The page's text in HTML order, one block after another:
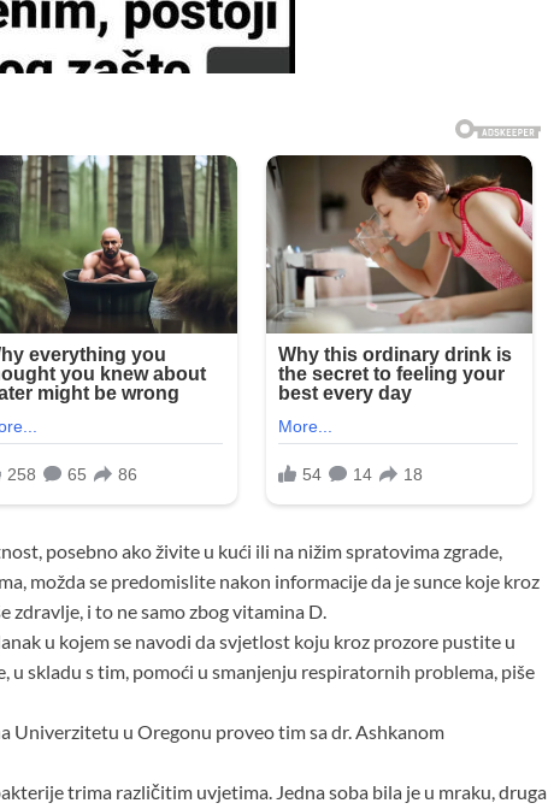
posebno ako živite u kući ili na nižim spratovima zgrade,
možda se predomislite nakon informacije da je sunce koje kroz
zdravlje, i to ne samo zbog vitamina D.
u kojem se navodi da svjetlost koju kroz prozore pustite u
u skladu s tim, pomoći u smanjenju respiratornih problema, piše
Univerzitetu u Oregonu proveo tim sa dr. Ashkanom
trima različitim uvjetima. Jedna soba bila je u mraku, druga